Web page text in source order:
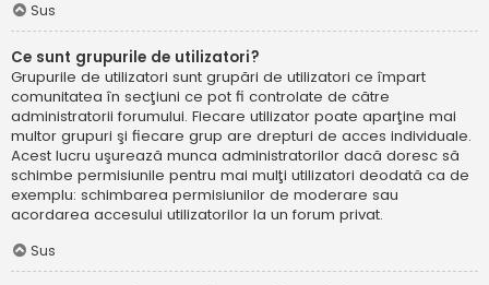
Sus
Ce sunt grupurile de utilizatori?
Grupurile de utilizatori sunt grupări de utilizatori ce împart
comunitatea în secţiuni ce pot fi controlate de către
administratorii forumului. Fiecare utilizator poate aparţine mai
multor grupuri şi fiecare grup are drepturi de acces individuale.
Acest lucru uşurează munca administratorilor dacă doresc să
schimbe permisiunile pentru mai mulţi utilizatori deodată ca de
exemplu: schimbarea permisiunilor de moderare sau
acordarea accesului utilizatorilor la un forum privat.
Sus